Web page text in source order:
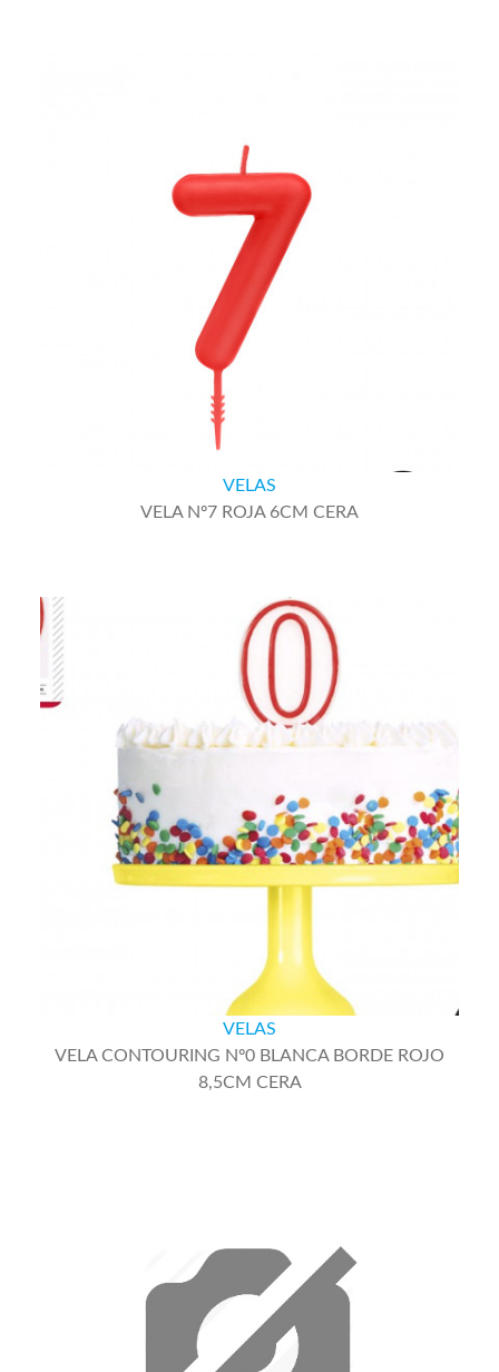
VELA Nº7 ROJA 6CM CERA
VELAS
VELA CONTOURING Nº0 BLANCA BORDE ROJO
8,5CM CERA